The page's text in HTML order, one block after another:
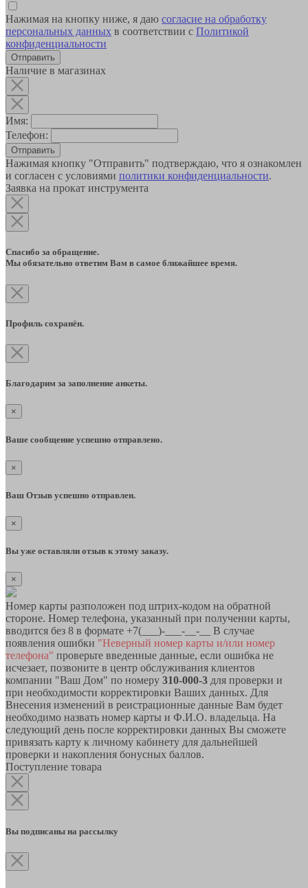
Нажимая на кнопку ниже, я даю согласие на обработку
персональных данных в соответствии с Политикой
конфиденциальности
Наличие в магазинах
Имя:
Телефон:
Отправить
Нажимая кнопку "Отправить" подтверждаю, что я ознакомлен
и согласен с условиями политики конфиденциальности.
Заявка на прокат инструмента
Спасибо за обращение.
Мы обязательно ответим Вам в самое ближайшее время.
Профиль сохранён.
Благодарим за заполнение анкеты.
×
Ваше сообщение успешно отправлено.
×
Ваш Отзыв успешно отправлен.
×
Вы уже оставляли отзыв к этому заказу.
×
Номер карты разположен под штрих-кодом на обратной
стороне. Номер телефона, указанный при получении карты,
вводится без 8 в формате +7(___)-___-__-__ В случае
появления ошибки "Неверный номер карты и/или номер
телефона" проверьте введенные данные, если ошибка не
исчезает, позвоните в центр обслуживания клиентов
компании "Ваш Дом" по номеру 310-000-3 для проверки и
при необходимости корректировки Ваших данных. Для
Внесения изменений в реистрационные данные Вам будет
необходимо назвать номер карты и Ф.И.О. владельца. На
следующий день после корректировки данных Вы сможете
привязать карту к личному кабинету для дальнейшей
проверки и накопления бонусных баллов.
Поступление товара
Вы подписаны на рассылку